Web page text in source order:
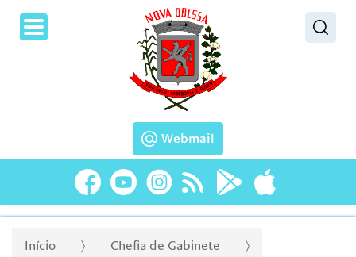
Webmail
Início Chefia de Gabinete